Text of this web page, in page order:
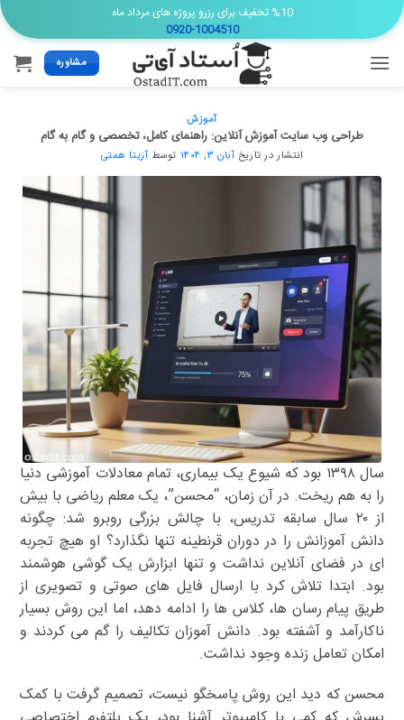
Skip
to
content
%10 تخفیف برای رزرو پروژه های مرداد ماه
0920-1004510
مشاوره
آموزش
طراحی وب سایت آموزش آنلاین: راهنمای کامل، تخصصی و گام به گام
انتشار در تاریخ آبان ۳, ۱۴۰۴ توسط آزیتا همتی
سال ۱۳۹۸ بود که شیوع یک بیماری، تمام معادلات آموزشی دنیا
را به هم ریخت. در آن زمان، “محسن”، یک معلم ریاضی با بیش
از ۲۰ سال سابقه تدریس، با چالش بزرگی روبرو شد: چگونه
دانش آموزانش را در دوران قرنطینه تنها نگذارد؟ او هیچ تجربه
ای در فضای آنلاین نداشت و تنها ابزارش یک گوشی هوشمند
بود. ابتدا تلاش کرد با ارسال فایل های صوتی و تصویری از
طریق پیام رسان ها، کلاس ها را ادامه دهد، اما این روش بسیار
ناکارآمد و آشفته بود. دانش آموزان تکالیف را گم می کردند و
امکان تعامل زنده وجود نداشت.
محسن که دید این روش پاسخگو نیست، تصمیم گرفت با کمک